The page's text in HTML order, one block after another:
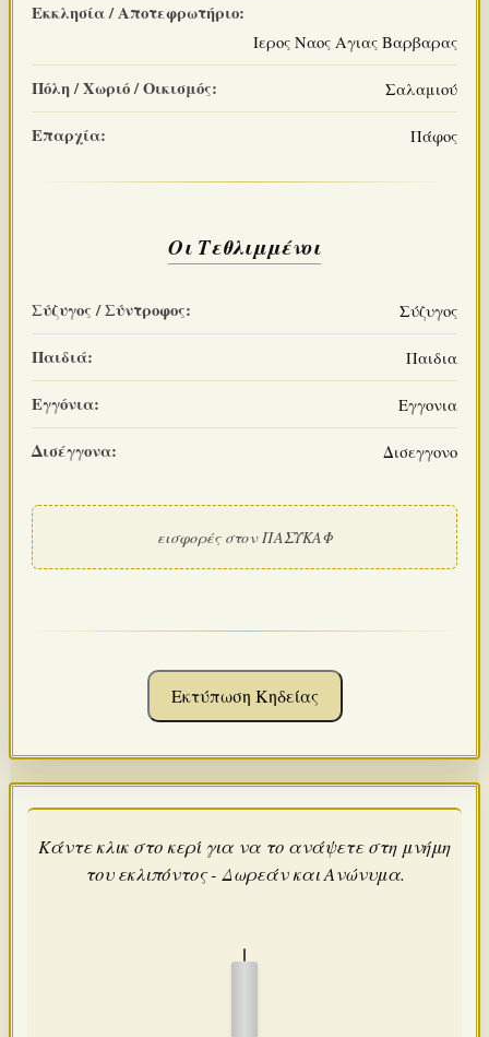
Εκκλησία / Αποτεφρωτήριο:
Ιερος Ναος Αγιας Βαρβαρας
Πόλη / Χωριό / Οικισμός: Σαλαμιού
Επαρχία: Πάφος
Οι Τεθλιμμένοι
Σύζυγος / Σύντροφος: Σύζυγος
Παιδιά: Παιδια
Εγγόνια: Εγγονια
Δισέγγονα: Δισεγγονο
εισφορές στον ΠΑΣΥΚΑΦ
Εκτύπωση Κηδείας
Κάντε κλικ στο κερί για να το ανάψετε στη μνήμη
του εκλιπόντος - Δωρεάν και Ανώνυμα.